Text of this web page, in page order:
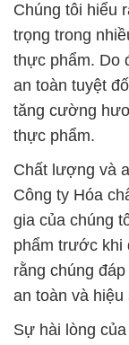
Chúng tôi hiểu
trọng trong
thực phẩm. Do
an toàn tuyệt
tăng cường
thực phẩm.
Chất lượng và
Công ty Hóa
gia của chúng
phẩm trước khi
rằng chúng
an toàn và hiệu
Sự hài lòng